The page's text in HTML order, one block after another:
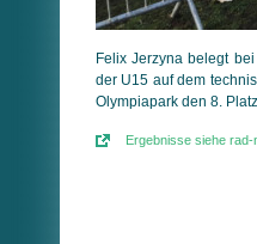
Felix Jerzyna belegt
der U15 auf dem
Olympiapark den 8.
Ergebnisse siehe rad-